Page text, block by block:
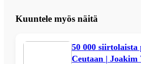
Kuuntele myös näitä
50 000 siirtolaista
Ceutaan | Joakim